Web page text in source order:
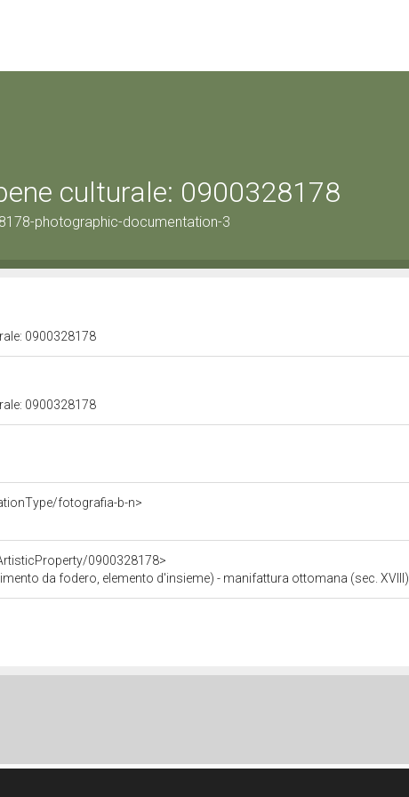
culturale: 0900328178
photographic-documentation-3
0900328178
0900328178
fotografia-b-n>
0900328178>
da fodero, elemento d'insieme) - manifattura ottomana (sec. XVIII)